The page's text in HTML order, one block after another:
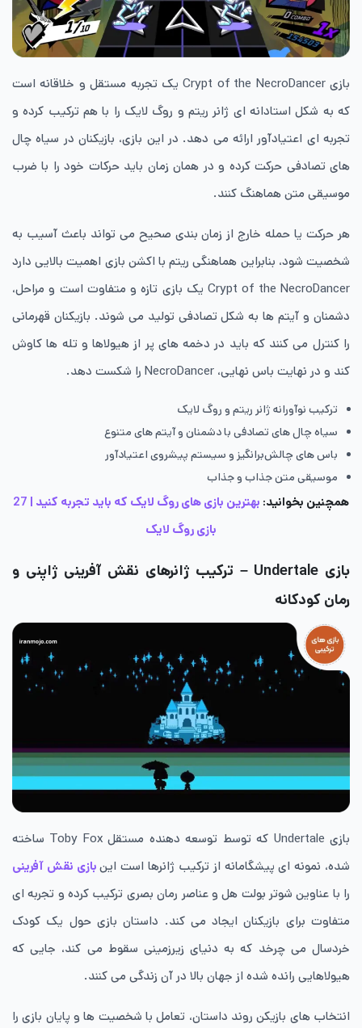
بازی Crypt of the NecroDancer یک تجربه مستقل و خلاقانه است
که به شکل استادانه ای ژانر ریتم و روگ لایک را با هم ترکیب کرده و
تجربه ای اعتیادآور ارائه می دهد. در این بازی، بازیکنان در سیاه چال
های تصادفی حرکت کرده و در همان زمان باید حرکات خود را با ضرب
موسیقی متن هماهنگ کنند.
هر حرکت یا حمله خارج از زمان بندی صحیح می تواند باعث آسیب به
شخصیت شود، بنابراین هماهنگی ریتم با اکشن بازی اهمیت بالایی دارد
Crypt of the NecroDancer یک بازی تازه و متفاوت است و مراحل،
دشمنان و آیتم ها به شکل تصادفی تولید می شوند. بازیکنان قهرمانی
را کنترل می کنند که باید در دخمه های پر از هیولاها و تله ها کاوش
کند و در نهایت باس نهایی، NecroDancer را شکست دهد.
ترکیب نوآورانه ژانر ریتم و روگ لایک
سیاه چال های تصادفی با دشمنان و آیتم های متنوع
باس های چالش‌برانگیز و سیستم پیشروی اعتیادآور
موسیقی متن جذاب و جذاب
همچنین بخوانید:
بهترین بازی های روگ لایک که باید تجربه کنید | 27
بازی روگ لایک
بازی Undertale
– ترکیب ژانرهای نقش آفرینی ژاپنی و
رمان کودکانه
بازی Undertale که توسط توسعه دهنده مستقل Toby Fox ساخته
شده، نمونه ای پیشگامانه از ترکیب ژانرها است اینبازی نقش آفرینی
را با عناوین شوتر بولت هل و عناصر رمان بصری ترکیب کرده و تجربه ای
متفاوت برای بازیکنان ایجاد می‌ کند. داستان بازی حول یک کودک
خردسال می چرخد که به دنیای زیرزمینی سقوط می کند، جایی که
هیولاهایی رانده شده از جهان بالا در آن زندگی می کنند.
انتخاب های بازیکن روند داستان، تعامل با شخصیت ها و پایان بازی را